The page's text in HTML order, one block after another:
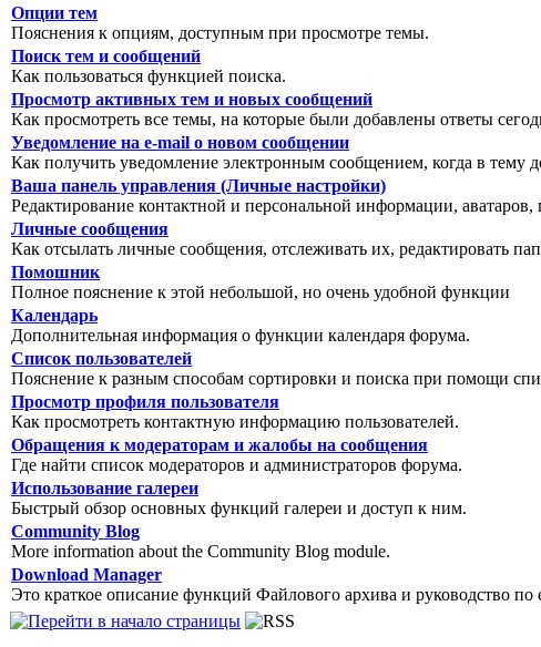
Опции тем
Пояснения к опциям, доступным при просмотре темы.
Поиск тем и сообщений
Как пользоваться функцией поиска.
Просмотр активных тем и новых сообщений
Как просмотреть все темы, на которые были добавлены ответы
Уведомление на е-mail о новом сообщении
Как получить уведомление электронным сообщением, когда в тему
Ваша панель управления (Личные настройки)
Редактирование контактной и персональной информации,
Личные сообщения
Как отсылать личные сообщения, отслеживать их, редактировать
Помошник
Полное пояснение к этой небольшой, но очень удобной функции
Календарь
Дополнительная информация о функции календаря форума.
Список пользователей
Пояснение к разным способам сортировки и поиска при помощи
Просмотр профиля пользователя
Как просмотреть контактную информацию пользователей.
Обращения к модераторам и жалобы на сообщения
Где найти список модераторов и администраторов форума.
Использование галереи
Быстрый обзор основных функций галереи и доступ к ним.
Community Blog
More information about the Community Blog module.
Download Manager
Это краткое описание функций Файлового архива и руководство по